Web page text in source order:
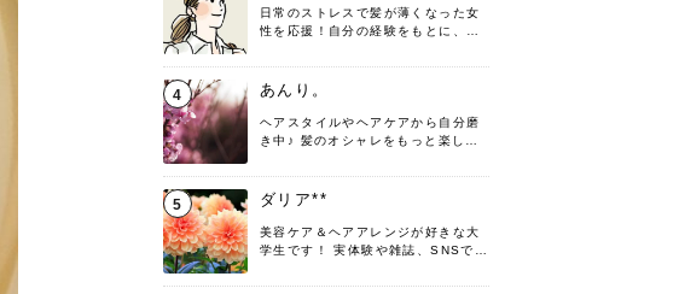
日常のストレスで髪が薄くなった女
性を応援！自分の経験をもとに、執
4 あんり。
ヘアスタイルやヘアケアから自分磨
き中♪ 髪のオシャレをもっと楽しめ
♡ 役立つ情報をお届けできるように
頑張ります！よろしくお願いしま
5 ダリア**
美容ケア＆ヘアアレンジが好きな大
学生です！ 実体験や雑誌、SNSで知
す。 これからよろしくお願いします